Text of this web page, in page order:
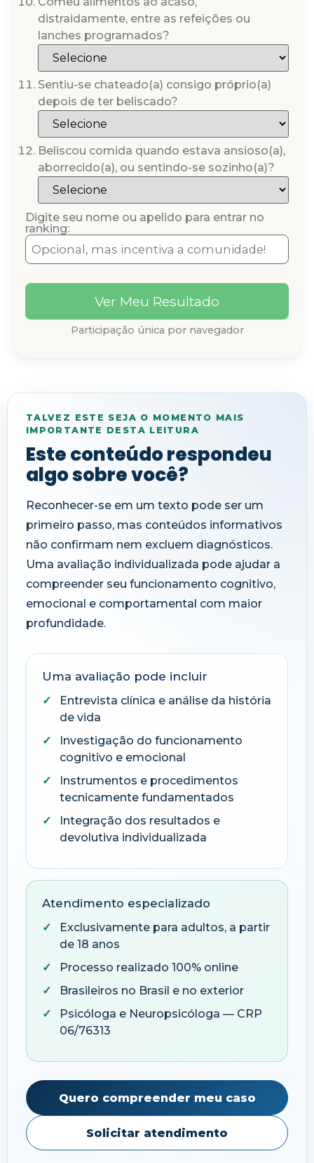
distraidamente, entre as refeições ou
lanches programados?
Sentiu-se chateado(a) consigo próprio(a)
depois de ter beliscado?
Beliscou comida quando estava ansioso(a),
aborrecido(a), ou sentindo-se sozinho(a)?
Digite seu nome ou apelido para entrar no
ranking:
Ver Meu Resultado
Participação única por navegador
TALVEZ ESTE SEJA O MOMENTO MAIS
IMPORTANTE DESTA LEITURA
Este conteúdo respondeu
algo sobre você?
Reconhecer-se em um texto pode ser um
primeiro passo, mas conteúdos informativos
não confirmam nem excluem diagnósticos.
Uma avaliação individualizada pode ajudar a
compreender seu funcionamento cognitivo,
emocional e comportamental com maior
profundidade.
Uma avaliação pode incluir
Entrevista clínica e análise da história
de vida
Investigação do funcionamento
cognitivo e emocional
Instrumentos e procedimentos
tecnicamente fundamentados
Integração dos resultados e
devolutiva individualizada
Atendimento especializado
Exclusivamente para adultos, a partir
de 18 anos
Processo realizado 100% online
Brasileiros no Brasil e no exterior
Psicóloga e Neuropsicóloga — CRP
06/76313
Quero compreender meu caso
Solicitar atendimento